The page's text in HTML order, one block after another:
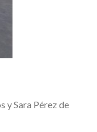
y Sara Pérez de